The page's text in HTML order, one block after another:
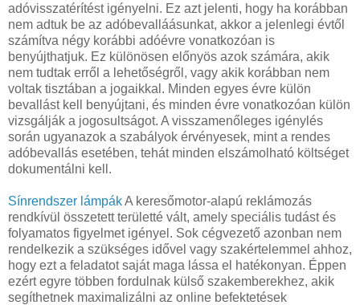
adóvisszatérítést igényelni. Ez azt jelenti, hogy ha korábban
nem adtuk be az adóbevalláásunkat, akkor a jelenlegi évtől
számítva négy korábbi adóévre vonatkozóan is
benyújthatjuk. Ez különösen előnyös azok számára, akik
nem tudtak erről a lehetőségről, vagy akik korábban nem
voltak tisztában a jogaikkal. Minden egyes évre külön
bevallást kell benyújtani, és minden évre vonatkozóan külön
vizsgálják a jogosultságot. A visszamenőleges igénylés
során ugyanazok a szabályok érvényesek, mint a rendes
adóbevallás esetében, tehát minden elszámolható költséget
dokumentálni kell.
Sínrendszer lámpákA keresőmotor-alapú reklámozás
rendkívül összetett területté vált, amely speciális tudást és
folyamatos figyelmet igényel. Sok cégvezető azonban nem
rendelkezik a szükséges idővel vagy szakértelemmel ahhoz,
hogy ezt a feladatot saját maga lássa el hatékonyan. Éppen
ezért egyre többen fordulnak külső szakemberekhez, akik
segíthetnek maximalizálni az online befektetések